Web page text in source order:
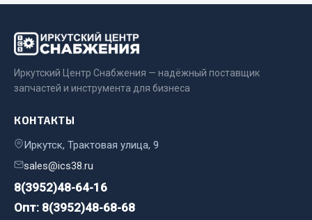
Запчасти Урал
Двигатель
Мост задний
Система выпуска газа
Система охлаждения
Сцепление
Тормозная система
Показать ещё
Иркутский Центр Снабжения — надёжный поставщик
запчастей и инструмента для бизнеса
КОНТАКТЫ
Иркутск, Трактовая улица, 9
sales@ics38.ru
8(3952)48-64-16
Опт: 8(3952)48-68-68